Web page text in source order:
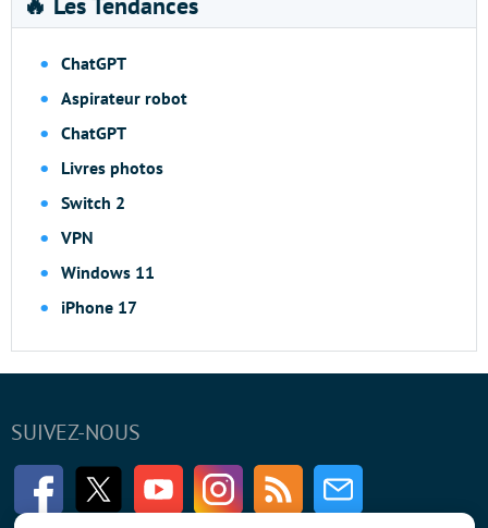
ChatGPT
Aspirateur robot
ChatGPT
Livres photos
Switch 2
VPN
Windows 11
iPhone 17
SUIVEZ-NOUS
FacebookTwitter Youtube InstagramRSS Newsletter